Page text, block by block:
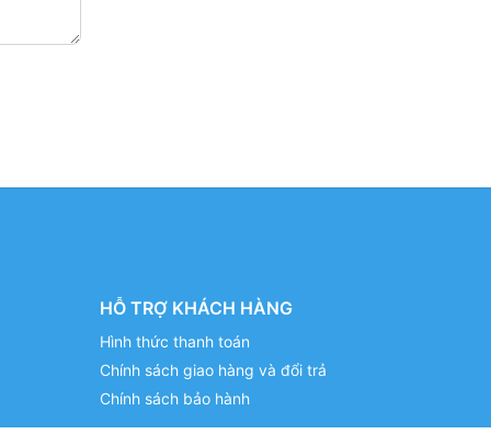
HỖ TRỢ KHÁCH HÀNG
Hình thức thanh toán
Chính sách giao hàng và đổi trả
Chính sách bảo hành